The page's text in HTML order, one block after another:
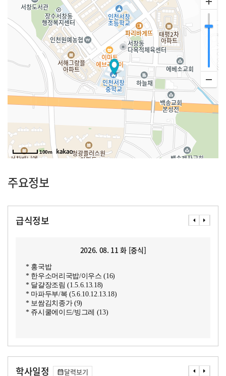
100m
주요정보
급식정보
2026. 08. 11 화 [중식]
* 홍국밥
* 한우소머리국밥/이우스 (16)
* 달걀장조림 (1.5.6.13.18)
* 마파두부/복 (5.6.10.12.13.18)
* 보쌈김치종가 (9)
* 쥬시쿨에이드/빙그레 (13)
학사일정 달력보기